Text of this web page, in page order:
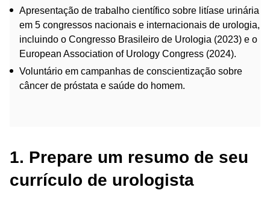
Apresentação de trabalho científico sobre litíase urinária
em 5 congressos nacionais e internacionais de urologia,
incluindo o Congresso Brasileiro de Urologia (2023) e o
European Association of Urology Congress (2024).
Voluntário em campanhas de conscientização sobre
câncer de próstata e saúde do homem.
1. Prepare um resumo de seu
currículo de urologista